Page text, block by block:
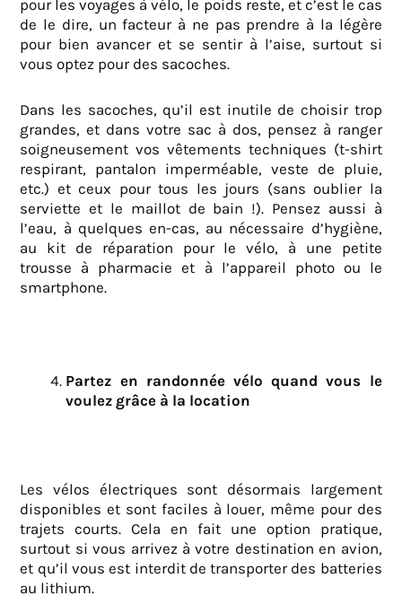
pour les voyages à vélo, le poids reste, et c’est le cas
de le dire, un facteur à ne pas prendre à la légère
pour bien avancer et se sentir à l’aise, surtout si
vous optez pour des sacoches.
Dans les sacoches, qu’il est inutile de choisir trop
grandes, et dans votre sac à dos, pensez à ranger
soigneusement vos vêtements techniques (t-shirt
respirant, pantalon imperméable, veste de pluie,
etc.) et ceux pour tous les jours (sans oublier la
serviette et le maillot de bain !). Pensez aussi à
l’eau, à quelques en-cas, au nécessaire d’hygiène,
au kit de réparation pour le vélo, à une petite
trousse à pharmacie et à l’appareil photo ou le
smartphone.
Partez en randonnée vélo quand vous le
voulez grâce à la location
Les vélos électriques sont désormais largement
disponibles et sont faciles à louer, même pour des
trajets courts. Cela en fait une option pratique,
surtout si vous arrivez à votre destination en avion,
et qu’il vous est interdit de transporter des batteries
au lithium.